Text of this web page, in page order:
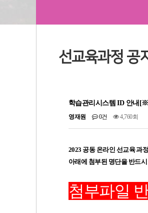
선교육과정 공
학습관리시스템 ID 안내
영재원 0건 4,760회
2023 공동 온라인 선교육 과
아래에 첨부된 명단을 반드
첨부파일